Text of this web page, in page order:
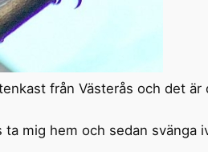
från Västerås och det
mig hem och sedan